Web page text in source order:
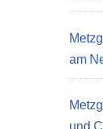
am
und